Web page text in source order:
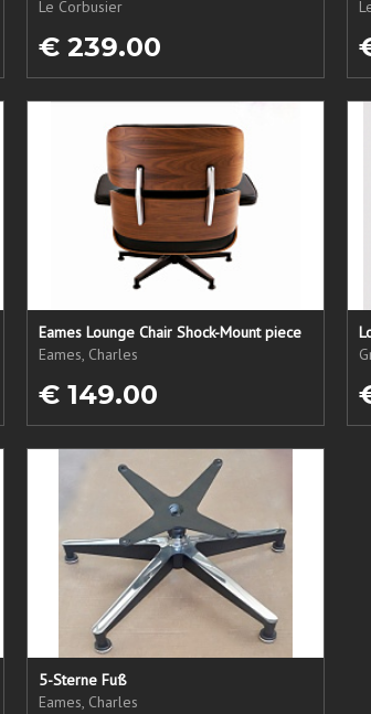
Le Corbusier
€ 239.00
Eames Lounge Chair Shock-Mount piece
Eames, Charles
€ 149.00
5-Sterne Fuß
Eames, Charles